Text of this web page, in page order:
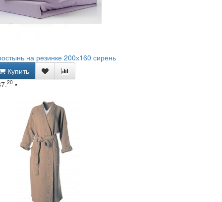
на резинке 200х160 сирень
Купить
20 •